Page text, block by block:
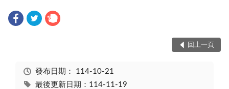
回上一頁
發布日期： 114-10-21
最後更新日期：114-11-19